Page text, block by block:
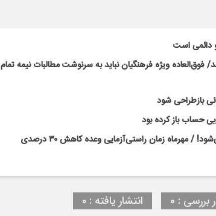
دائمی است
ویژه فرهنگیان نباید به سرنوشت مطالبات نیمه‌ تمام
بازطراحی شود
حساب باز کرده بود
بحران کلاس‌های پرتراکم با بخشنامه و وعده‌های رسانه‌ای حل نمی‌شود! / مهرماه زمان راستی‌آزمایی وعده کاهش ۳۰ درصدی
بررسی : 0 انتشار یافته : ۰